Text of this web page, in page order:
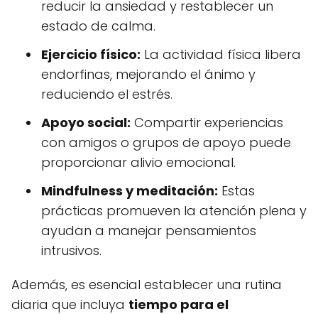
reducir la ansiedad y restablecer un
estado de calma.
Ejercicio físico: La actividad física libera
endorfinas, mejorando el ánimo y
reduciendo el estrés.
Apoyo social: Compartir experiencias
con amigos o grupos de apoyo puede
proporcionar alivio emocional.
Mindfulness y meditación: Estas
prácticas promueven la atención plena y
ayudan a manejar pensamientos
intrusivos.
Además, es esencial establecer una rutina
diaria que incluya tiempo para el